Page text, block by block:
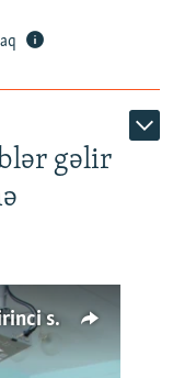
gəlir
50 min müəllim işini itirə bilər. Birinci sinfə gedənlər azalır